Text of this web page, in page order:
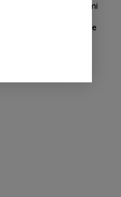
Ilham Udin Armaiyn Resmi
Promosi ke Super League